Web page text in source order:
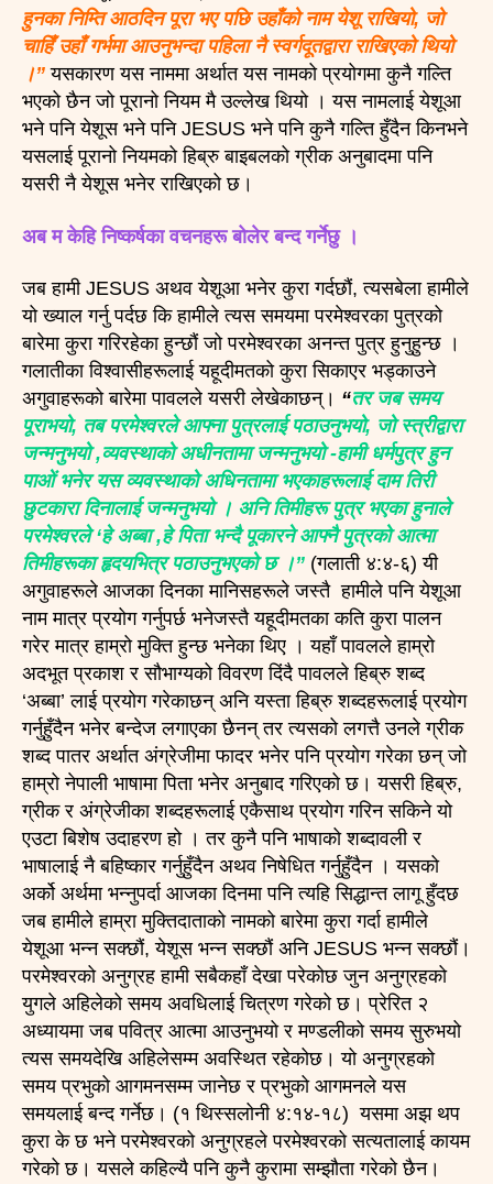
हुनका निम्ति आठदिन पूरा भए पछि उहाँको नाम येशू राखियो, जो
चाहिँ उहाँ गर्भमा आउनुभन्दा पहिला नै स्वर्गदूतद्वारा राखिएको थियो
।” यसकारण यस नाममा अर्थात यस नामको प्रयोगमा कुनै गल्ति
भएको छैन जो पूरानो नियम मै उल्लेख थियो । यस नामलाई येशूआ
भने पनि येशूस भने पनि JESUS भने पनि कुनै गल्ति हुँदैन किनभने
यसलाई पूरानो नियमको हिब्रु बाइबलको ग्रीक अनुबादमा पनि
यसरी नै येशूस भनेर राखिएको छ।
अब म केहि निष्कर्षका वचनहरू बोलेर बन्द गर्नेछु ।
जब हामी JESUS अथव येशूआ भनेर कुरा गर्दछौं, त्यसबेला हामीले
यो ख्याल गर्नु पर्दछ कि हामीले त्यस समयमा परमेश्वरका पुत्रको
बारेमा कुरा गरिरहेका हुन्छौं जो परमेश्वरका अनन्त पुत्र हुनुहुन्छ ।
गलातीका विश्वासीहरूलाई यहूदीमतको कुरा सिकाएर भड्काउने
अगुवाहरूको बारेमा पावलले यसरी लेखेकाछन्। “तर जब समय
पूराभयो, तब परमेश्वरले आफ्ना पुत्रलाई पठाउनुभयो, जो स्त्रीद्वारा
जन्मनुभयो ,व्यवस्थाको अधीनतामा जन्मनुभयो -हामी धर्मपुत्र हुन
पाओं भनेर यस व्यवस्थाको अधिनतामा भएकाहरूलाई दाम तिरी
छुटकारा दिनालाई जन्मनुभयो । अनि तिमीहरू पुत्र भएका हुनाले
परमेश्वरले ‘हे अब्बा ,हे पिता भन्दै पूकारने आफ्नै पुत्रको आत्मा
तिमीहरूका हृदयभित्र पठाउनुभएको छ ।” (गलाती ४:४-६) यी
अगुवाहरूले आजका दिनका मानिसहरूले जस्तै हामीले पनि येशूआ
नाम मात्र प्रयोग गर्नुपर्छ भनेजस्तै यहूदीमतका कति कुरा पालन
गरेर मात्र हाम्रो मुक्ति हुन्छ भनेका थिए । यहाँ पावलले हाम्रो
अदभूत प्रकाश र सौभाग्यको विवरण दिंदै पावलले हिब्रु शब्द
‘अब्बा’ लाई प्रयोग गरेकाछन् अनि यस्ता हिब्रु शब्दहरूलाई प्रयोग
गर्नुहुँदैन भनेर बन्देज लगाएका छैनन् तर त्यसको लगत्तै उनले ग्रीक
शब्द पातर अर्थात अंग्रेजीमा फादर भनेर पनि प्रयोग गरेका छन् जो
हाम्रो नेपाली भाषामा पिता भनेर अनुबाद गरिएको छ। यसरी हिब्रु,
ग्रीक र अंग्रेजीका शब्दहरूलाई एकैसाथ प्रयोग गरिन सकिने यो
एउटा बिशेष उदाहरण हो । तर कुनै पनि भाषाको शब्दावली र
भाषालाई नै बहिष्कार गर्नुहुँदैन अथव निषेधित गर्नुहुँदैन । यसको
अर्को अर्थमा भन्नुपर्दा आजका दिनमा पनि त्यहि सिद्धान्त लागू हुँदछ
जब हामीले हाम्रा मुक्तिदाताको नामको बारेमा कुरा गर्दा हामीले
येशूआ भन्न सक्छौं, येशूस भन्न सक्छौं अनि JESUS भन्न सक्छौं।
परमेश्वरको अनुग्रह हामी सबैकहाँ देखा परेकोछ जुन अनुग्रहको
युगले अहिलेको समय अवधिलाई चित्रण गरेको छ। प्रेरित २
अध्यायमा जब पवित्र आत्मा आउनुभयो र मण्डलीको समय सुरुभयो
त्यस समयदेखि अहिलेसम्म अवस्थित रहेकोछ। यो अनुग्रहको
समय प्रभुको आगमनसम्म जानेछ र प्रभुको आगमनले यस
समयलाई बन्द गर्नेछ। (१ थिस्सलोनी ४:१४-१८) यसमा अझ थप
कुरा के छ भने परमेश्वरको अनुग्रहले परमेश्वरको सत्यतालाई कायम
गरेको छ। यसले कहिल्यै पनि कुनै कुरामा सम्झौता गरेको छैन।